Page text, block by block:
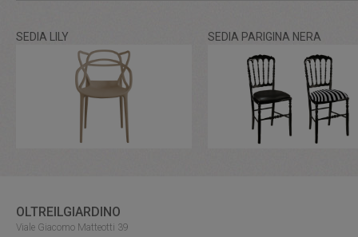
SEDIA LILY SEDIA PARIGINA NERA
OLTREILGIARDINO
Viale Giacomo Matteotti 39